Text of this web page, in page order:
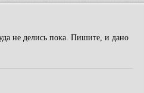
не делись пока. Пишите, и дано